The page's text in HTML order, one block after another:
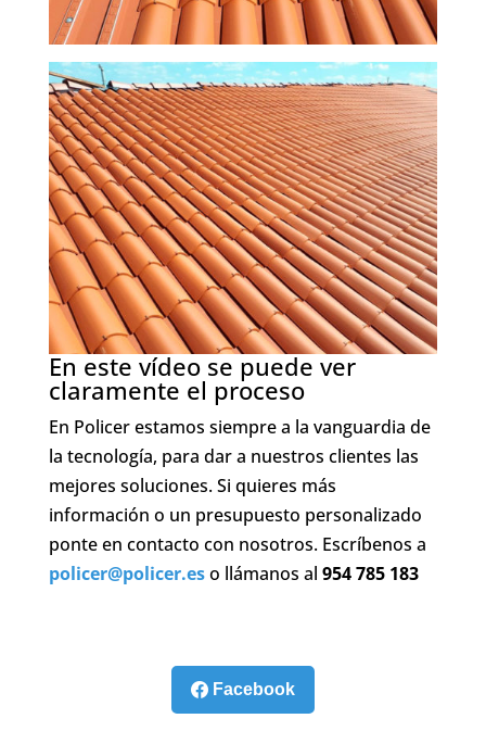
En este vídeo se puede ver
claramente el proceso
En Policer estamos siempre a la vanguardia de
la tecnología, para dar a nuestros clientes las
mejores soluciones. Si quieres más
información o un presupuesto personalizado
ponte en contacto con nosotros. Escríbenos a
policer@policer.eso llámanos al 954 785 183
Facebook